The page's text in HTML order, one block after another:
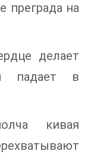
преграда на
делает
падает в
кивая